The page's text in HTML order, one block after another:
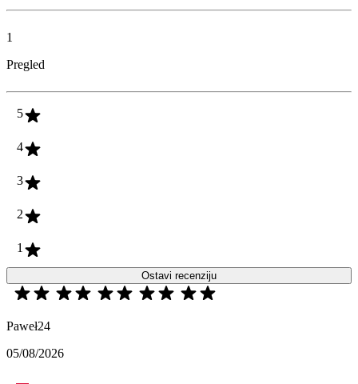
1
Pregled
5
4
3
2
1
Ostavi recenziju
Paweł24
05/08/2026